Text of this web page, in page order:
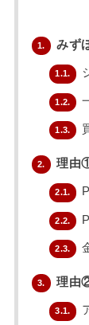
1. みず
1.1.
1.2.
1.3.
2. 理由
2.1.
2.2.
2.3.
3. 理由
3.1.